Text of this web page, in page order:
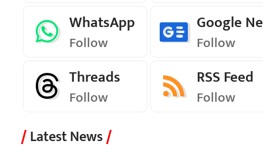
WhatsApp
Follow
Google
Follow
Threads
Follow
RSS Feed
Follow
Latest News